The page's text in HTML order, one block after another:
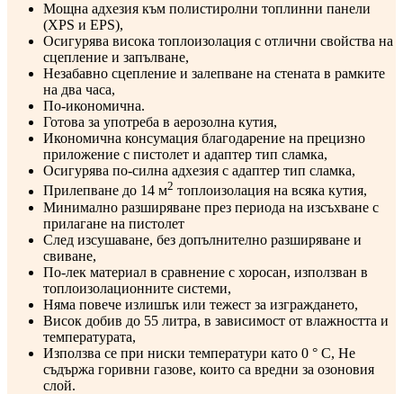
Мощна адхезия към полистиролни топлинни панели
(XPS и EPS),
Осигурява висока топлоизолация с отлични свойства на
сцепление и запълване,
Незабавно сцепление и залепване на стената в рамките
на два часа,
По-икономична.
Готова за употреба в аерозолна кутия,
Икономична консумация благодарение на прецизно
приложение с пистолет и адаптер тип сламка,
Осигурява по-силна адхезия с адаптер тип сламка,
Прилепване до 14 м2 топлоизолация на всяка кутия,
Минимално разширяване през периода на изсъхване с
прилагане на пистолет
След изсушаване, без допълнително разширяване и
свиване,
По-лек материал в сравнение с хоросан, използван в
топлоизолационните системи,
Няма повече излишък или тежест за изграждането,
Висок добив до 55 литра, в зависимост от влажността и
температурата,
Използва се при ниски температури като 0 ° C, Не
съдържа горивни газове, които са вредни за озоновия
слой.